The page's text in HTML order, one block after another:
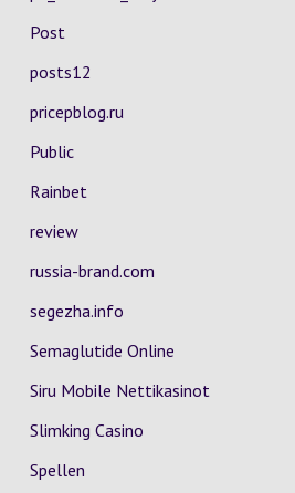
Post
posts12
pricepblog.ru
Public
Rainbet
review
russia-brand.com
segezha.info
Semaglutide Online
Siru Mobile Nettikasinot
Slimking Casino
Spellen